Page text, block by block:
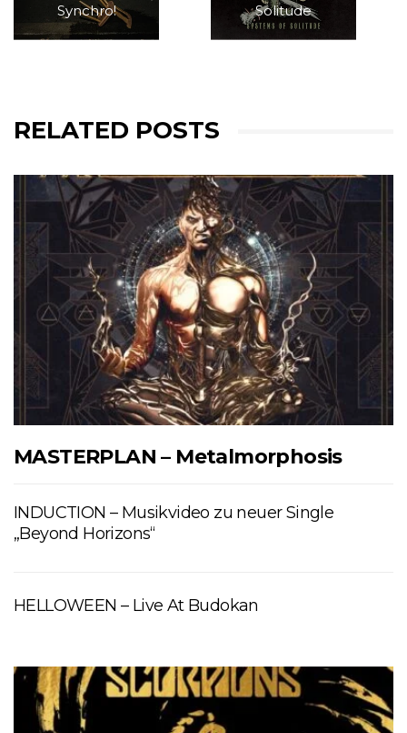
Synchro!
Solitude
RELATED POSTS
MASTERPLAN – Metalmorphosis
INDUCTION – Musikvideo zu neuer Single
„Beyond Horizons“
HELLOWEEN – Live At Budokan